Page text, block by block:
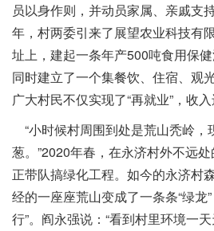
员以身作则，并动员家属、亲戚支
年，村两委引来了展望农业科技有
址上，建起一条年产500吨食用保
同时建立了一个集餐饮、住宿、观
广大村民不仅实现了“再就业”，收
“小时候村周围到处是荒山秃岭，
葱。”2020年春，在永济村外不远
正带队搞绿化工程。如今的永济村
经的一座座荒山变成了一条条“绿龙
行”。阎永强说：“看到村里环境一